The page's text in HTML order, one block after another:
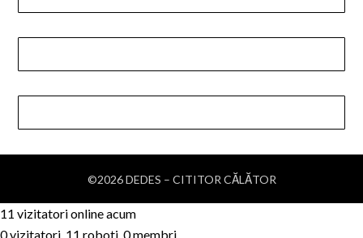
©2026 DEDES – CITITOR CĂLĂTOR
11 vizitatori online acum
0 vizitatori, 11 roboti, 0 membri